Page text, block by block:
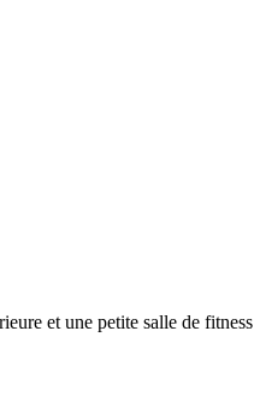
et une petite salle de fitness